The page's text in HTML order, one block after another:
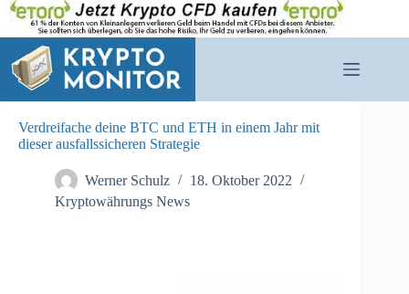
Zum
Inhalt
springen
Verdreifache deine BTC und ETH in einem Jahr mit
dieser ausfallssicheren Strategie
Werner Schulz
18. Oktober 2022
Kryptowährungs News